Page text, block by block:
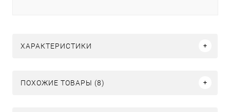
ХАРАКТЕРИСТИКИ
ПОХОЖИЕ ТОВАРЫ (8)